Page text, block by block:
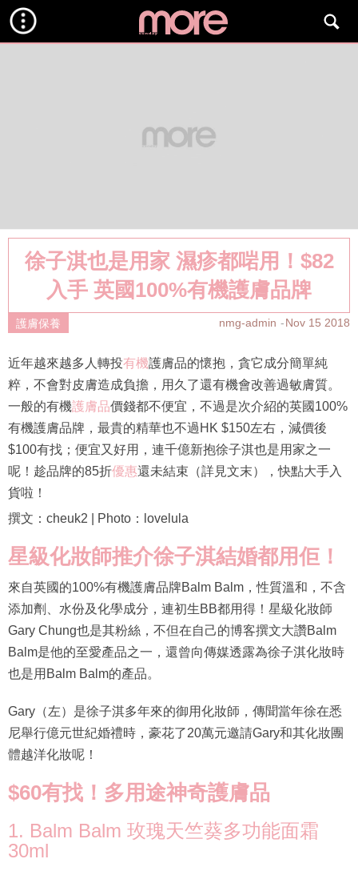
徐子淇也是用家 濕疹都啱用！$82
入手 英國100%有機護膚品牌
護膚保養 nmg-admin Nov 15 2018
近年越來越多人轉投有機護膚品的懷抱，貪它成分簡單純
粹，不會對皮膚造成負擔，用久了還有機會改善過敏膚質。
一般的有機護膚品價錢都不便宜，不過是次介紹的英國100%
有機護膚品牌，最貴的精華也不過HK $150左右，減價後
$100有找；便宜又好用，連千億新抱徐子淇也是用家之一
呢！趁品牌的85折優惠還未結束（詳見文末），快點大手入
貨啦！
撰文：cheuk2 | Photo：lovelula
星級化妝師推介徐子淇結婚都用佢！
來自英國的100%有機護膚品牌Balm Balm，性質溫和，不含
添加劑、水份及化學成分，連初生BB都用得！星級化妝師
Gary Chung也是其粉絲，不但在自己的博客撰文大讚Balm
Balm是他的至愛產品之一，還曾向傳媒透露為徐子淇化妝時
也是用Balm Balm的產品。
Gary（左）是徐子淇多年來的御用化妝師，傳聞當年徐在悉
尼舉行億元世紀婚禮時，豪花了20萬元邀請Gary和其化妝團
體越洋化妝呢！
$60有找！多用途神奇護膚品
1. Balm Balm 玫瑰天竺葵多功能面霜
30ml